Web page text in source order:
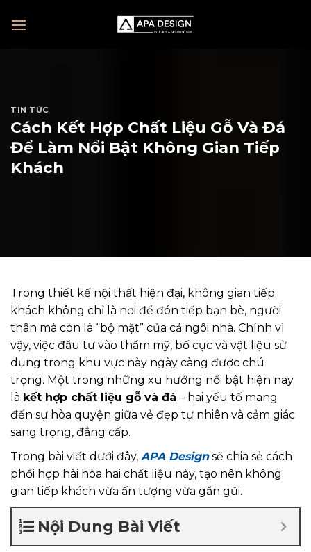
TIN TỨC
Cách Kết Hợp Chất Liệu Gỗ Và Đá
Để Làm Nổi Bật Không Gian Tiếp
Khách
Trong thiết kế nội thất hiện đại, không gian tiếp
khách không chỉ là nơi để đón tiếp bạn bè, người
thân mà còn là “bộ mặt” của cả ngôi nhà. Chính vì
vậy, việc đầu tư vào thẩm mỹ, bố cục và vật liệu sử
dụng trong khu vực này ngày càng được chú
trọng. Một trong những xu hướng nổi bật hiện nay
là kết hợp chất liệu gỗ và đá – hai yếu tố mang
đến sự hòa quyện giữa vẻ đẹp tự nhiên và cảm giác
sang trọng, đẳng cấp.
Trong bài viết dưới đây, APA Designsẽ chia sẻ cách
phối hợp hài hòa hai chất liệu này, tạo nên không
gian tiếp khách vừa ấn tượng vừa gần gũi.
Nội Dung Bài Viết